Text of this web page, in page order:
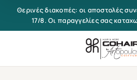
Μετάβαση στο περιεχόμενο
Θερινές διακοπές: οι αποστολές
17/8. Οι παραγγελίες σας